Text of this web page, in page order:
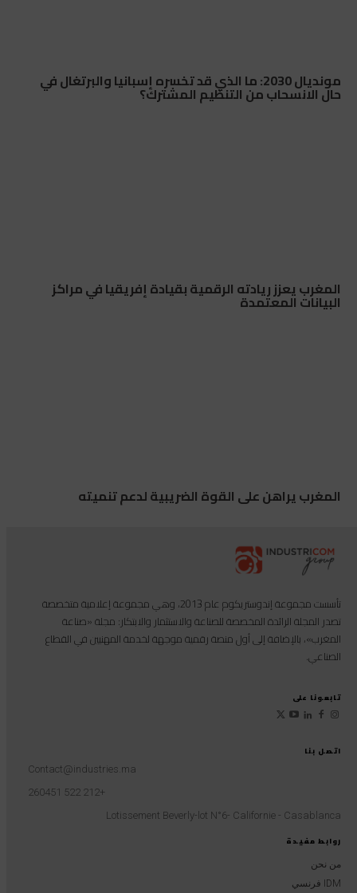
مونديال 2030: ما الذي قد تخسره إسبانيا والبرتغال في
حال الانسحاب من التنظيم المشترك؟
المغرب يعزز ريادته الرقمية بقيادة إفريقيا في مراكز
البيانات المعتمدة
المغرب يراهن على القوة الضريبية لدعم تنميته
روابط مفيدة
من نحن
IDM فرنسي
اتصل بنا
Contact@industries.ma
+212 522 260451
Lotissement Beverly-lot N°6- Californie - Casablanca
تأسست مجموعة إندوستريكوم عام 2013، وهي مجموعة إعلامية متخصصة
تصدر المجلة الرائدة المخصصة للصناعة والاستثمار والابتكار: مجلة «صناعة
المغرب»، بالإضافة إلى أول منصة رقمية موجهة لخدمة المهنيين في القطاع
الصناعي.
تابعونا على